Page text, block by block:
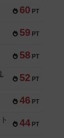
60 PT
59 PT
58 PT
52 PT
救出作戦
46 PT
44 PT